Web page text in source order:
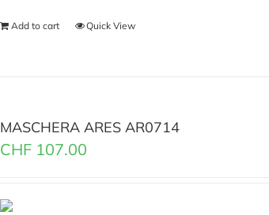
Add to cart Quick View
MASCHERA ARES AR0714
CHF 107.00